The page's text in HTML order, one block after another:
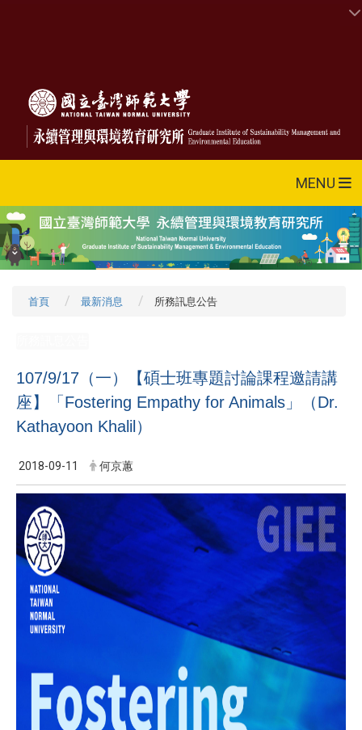
MENU
首頁 最新消息 所務訊息公告
107/9/17（一）【碩士班專題討論課程邀請講
座】「Fostering Empathy for Animals」（Dr.
Kathayoon Khalil）
2018-09-11 何京蕙